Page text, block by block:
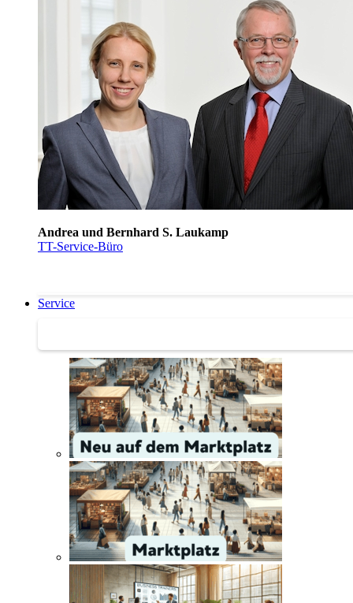
Andrea und Bernhard S. Laukamp
TT-Service-Büro
Service